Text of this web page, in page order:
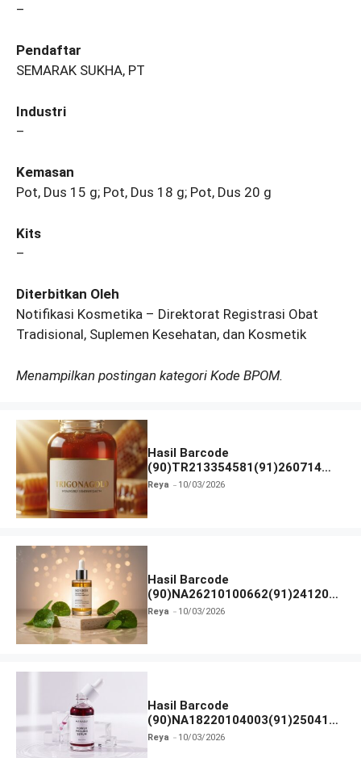
–
Pendaftar
SEMARAK SUKHA, PT
Industri
–
Kemasan
Pot, Dus 15 g; Pot, Dus 18 g; Pot, Dus 20 g
Kits
–
Diterbitkan Oleh
Notifikasi Kosmetika – Direktorat Registrasi Obat
Tradisional, Suplemen Kesehatan, dan Kosmetik
Menampilkan postingan kategori Kode BPOM.
Hasil Barcode
(90)TR213354581(91)260714
dan Izin BPOM
Reya 10/03/2026
Hasil Barcode
(90)NA26210100662(91)241203
dan Izin BPOM
Reya 10/03/2026
Hasil Barcode
(90)NA18220104003(91)250418
dan Izin BPOM
Reya 10/03/2026